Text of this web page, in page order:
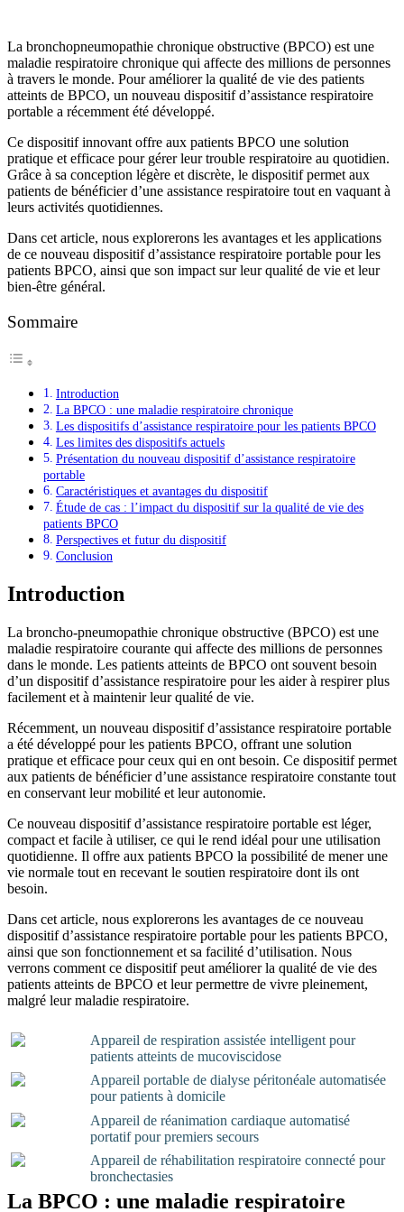
La bronchopneumopathie chronique obstructive (BPCO) est une
maladie respiratoire chronique qui affecte des millions de personnes
à travers le monde. Pour améliorer la qualité de vie des patients
atteints de BPCO, un nouveau dispositif d’assistance respiratoire
portable a récemment été développé.
Ce dispositif innovant offre aux patients BPCO une solution
pratique et efficace pour gérer leur trouble respiratoire au quotidien.
Grâce à sa conception légère et discrète, le dispositif permet aux
patients de bénéficier d’une assistance respiratoire tout en vaquant à
leurs activités quotidiennes.
Dans cet article, nous explorerons les avantages et les applications
de ce nouveau dispositif d’assistance respiratoire portable pour les
patients BPCO, ainsi que son impact sur leur qualité de vie et leur
bien-être général.
Sommaire
Introduction
La BPCO : une maladie respiratoire chronique
Les dispositifs d’assistance respiratoire pour les patients BPCO
Les limites des dispositifs actuels
Présentation du nouveau dispositif d’assistance respiratoire
portable
Caractéristiques et avantages du dispositif
Étude de cas : l’impact du dispositif sur la qualité de vie des
patients BPCO
Perspectives et futur du dispositif
Conclusion
Introduction
La broncho-pneumopathie chronique obstructive (BPCO) est une
maladie respiratoire courante qui affecte des millions de personnes
dans le monde. Les patients atteints de BPCO ont souvent besoin
d’un dispositif d’assistance respiratoire pour les aider à respirer plus
facilement et à maintenir leur qualité de vie.
Récemment, un nouveau dispositif d’assistance respiratoire portable
a été développé pour les patients BPCO, offrant une solution
pratique et efficace pour ceux qui en ont besoin. Ce dispositif permet
aux patients de bénéficier d’une assistance respiratoire constante tout
en conservant leur mobilité et leur autonomie.
Ce nouveau dispositif d’assistance respiratoire portable est léger,
compact et facile à utiliser, ce qui le rend idéal pour une utilisation
quotidienne. Il offre aux patients BPCO la possibilité de mener une
vie normale tout en recevant le soutien respiratoire dont ils ont
besoin.
Dans cet article, nous explorerons les avantages de ce nouveau
dispositif d’assistance respiratoire portable pour les patients BPCO,
ainsi que son fonctionnement et sa facilité d’utilisation. Nous
verrons comment ce dispositif peut améliorer la qualité de vie des
patients atteints de BPCO et leur permettre de vivre pleinement,
malgré leur maladie respiratoire.
Appareil de respiration assistée intelligent pour
patients atteints de mucoviscidose
Appareil portable de dialyse péritonéale automatisée
pour patients à domicile
Appareil de réanimation cardiaque automatisé
portatif pour premiers secours
Appareil de réhabilitation respiratoire connecté pour
bronchectasies
La BPCO : une maladie respiratoire